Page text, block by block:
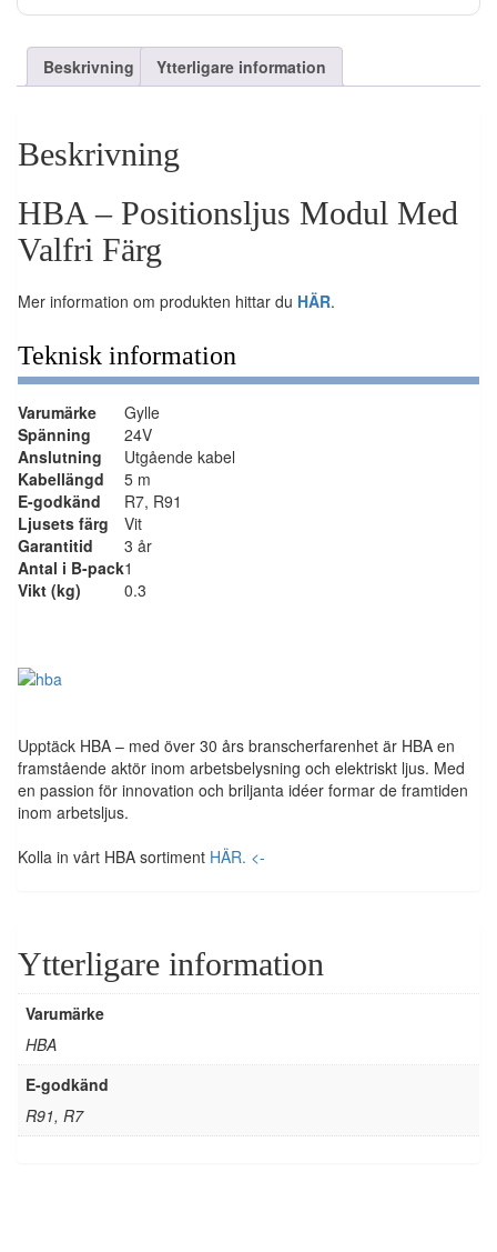
Beskrivning Ytterligare information
Beskrivning
HBA – Positionsljus Modul Med
Valfri Färg
Mer information om produkten hittar du HÄR.
Teknisk information
Varumärke
Gylle
Spänning
24V
Anslutning
Utgående kabel
Kabellängd
5 m
E-godkänd
R7, R91
Ljusets färg
Vit
Garantitid
3 år
Antal i B-pack1
Vikt (kg)
0.3
Upptäck HBA – med över 30 års branscherfarenhet är HBA en
framstående aktör inom arbetsbelysning och elektriskt ljus. Med
en passion för innovation och briljanta idéer formar de framtiden
inom arbetsljus.
Kolla in vårt HBA sortiment HÄR. <-
Ytterligare information
Varumärke
HBA
E-godkänd
R91, R7